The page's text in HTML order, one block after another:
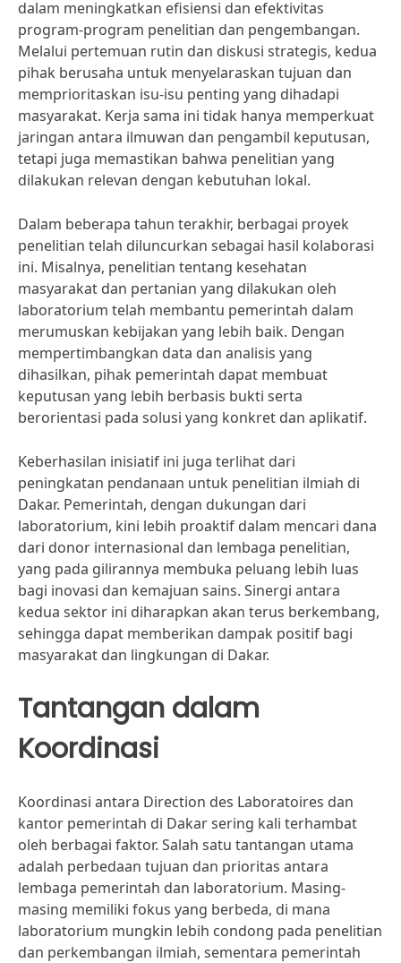
dalam meningkatkan efisiensi dan efektivitas
program-program penelitian dan pengembangan.
Melalui pertemuan rutin dan diskusi strategis, kedua
pihak berusaha untuk menyelaraskan tujuan dan
memprioritaskan isu-isu penting yang dihadapi
masyarakat. Kerja sama ini tidak hanya memperkuat
jaringan antara ilmuwan dan pengambil keputusan,
tetapi juga memastikan bahwa penelitian yang
dilakukan relevan dengan kebutuhan lokal.
Dalam beberapa tahun terakhir, berbagai proyek
penelitian telah diluncurkan sebagai hasil kolaborasi
ini. Misalnya, penelitian tentang kesehatan
masyarakat dan pertanian yang dilakukan oleh
laboratorium telah membantu pemerintah dalam
merumuskan kebijakan yang lebih baik. Dengan
mempertimbangkan data dan analisis yang
dihasilkan, pihak pemerintah dapat membuat
keputusan yang lebih berbasis bukti serta
berorientasi pada solusi yang konkret dan aplikatif.
Keberhasilan inisiatif ini juga terlihat dari
peningkatan pendanaan untuk penelitian ilmiah di
Dakar. Pemerintah, dengan dukungan dari
laboratorium, kini lebih proaktif dalam mencari dana
dari donor internasional dan lembaga penelitian,
yang pada gilirannya membuka peluang lebih luas
bagi inovasi dan kemajuan sains. Sinergi antara
kedua sektor ini diharapkan akan terus berkembang,
sehingga dapat memberikan dampak positif bagi
masyarakat dan lingkungan di Dakar.
Tantangan dalam
Koordinasi
Koordinasi antara Direction des Laboratoires dan
kantor pemerintah di Dakar sering kali terhambat
oleh berbagai faktor. Salah satu tantangan utama
adalah perbedaan tujuan dan prioritas antara
lembaga pemerintah dan laboratorium. Masing-
masing memiliki fokus yang berbeda, di mana
laboratorium mungkin lebih condong pada penelitian
dan perkembangan ilmiah, sementara pemerintah